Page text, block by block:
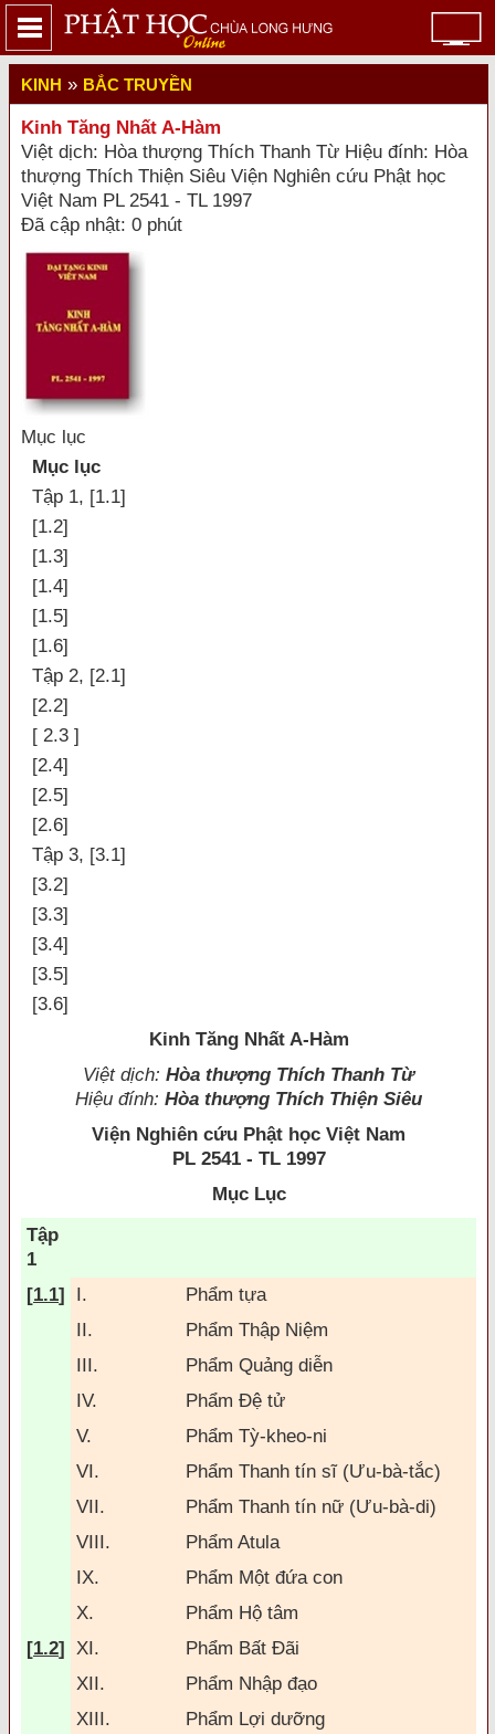
KINH » BẮC TRUYỀN
Kinh Tăng Nhất A-Hàm
Việt dịch: Hòa thượng Thích Thanh Từ Hiệu đính: Hòa
thượng Thích Thiện Siêu Viện Nghiên cứu Phật học
Việt Nam PL 2541 - TL 1997
Đã cập nhật: 0 phút
Mục lục
Mục lục
Tập 1, [1.1]
[1.2]
[1.3]
[1.4]
[1.5]
[1.6]
Tập 2, [2.1]
[2.2]
[ 2.3 ]
[2.4]
[2.5]
[2.6]
Tập 3, [3.1]
[3.2]
[3.3]
[3.4]
[3.5]
[3.6]
Kinh Tăng Nhất A-Hàm
Việt dịch: Hòa thượng Thích Thanh Từ
Hiệu đính: Hòa thượng Thích Thiện Siêu
Viện Nghiên cứu Phật học Việt Nam
PL 2541 - TL 1997
Mục Lục
Tập
1
[1.1] I.
Phẩm tựa
II.
Phẩm Thập Niệm
III.
Phẩm Quảng diễn
IV.
Phẩm Ðệ tử
V.
Phẩm Tỳ-kheo-ni
VI.
Phẩm Thanh tín sĩ (Ưu-bà-tắc)
VII.
Phẩm Thanh tín nữ (Ưu-bà-di)
VIII.
Phẩm Atula
IX.
Phẩm Một đứa con
X.
Phẩm Hộ tâm
[1.2] XI. Phẩm Bất Đãi
XII.
Phẩm Nhập đạo
XIII.
Phẩm Lợi dưỡng